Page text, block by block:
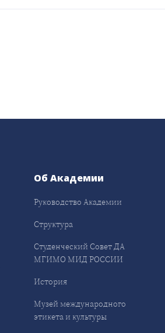
Об Академии
Руководство Академии
Структура
Студенческий Совет ДА
МГИМО МИД РОССИИ
История
Музей международного
этикета и культуры